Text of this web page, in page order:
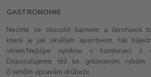
GASTRONOMIE
Nechte se okouzlit šarmem a čerstvostí
které je jak skvělým aperitivem, tak
vínem.Nejlépe vynikne v kombinaci s
Doporučujeme též ke grilovaným rybám
či lehčím úpravám drůbeže.